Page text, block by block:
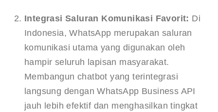
Integrasi Saluran Komunikasi Favorit: Di
Indonesia, WhatsApp merupakan saluran
komunikasi utama yang digunakan oleh
hampir seluruh lapisan masyarakat.
Membangun chatbot yang terintegrasi
langsung dengan WhatsApp Business API
jauh lebih efektif dan menghasilkan tingkat